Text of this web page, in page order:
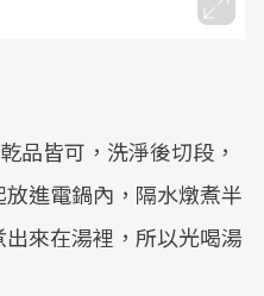
品皆可，洗淨後切段，
進電鍋內，隔水燉煮半
來在湯裡，所以光喝湯